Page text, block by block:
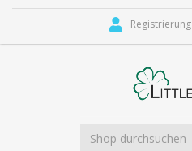
Registrierung